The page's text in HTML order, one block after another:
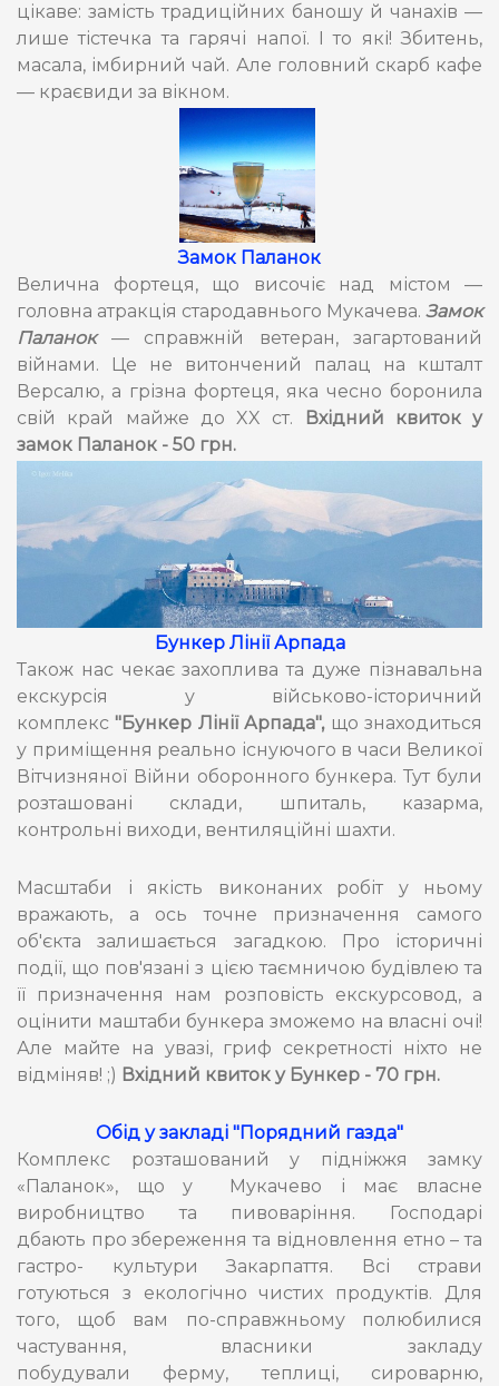
цікаве: замість традиційних баношу й чанахів —
лише тістечка та гарячі напої. І то які! Збитень,
масала, імбирний чай. Але головний скарб кафе
— краєвиди за вікном.
Замок Паланок
Велична фортеця, що височіє над містом —
головна атракція стародавнього Мукачева. Замок
Паланок — справжній ветеран, загартований
війнами. Це не витончений палац на кшталт
Версалю, а грізна фортеця, яка чесно боронила
свій край майже до XX ст.
Вхідний квиток у
замок Паланок - 50 грн.
Бункер Лінії Арпада
Також нас чекає захоплива та дуже пізнавальна
екскурсія у військово-історичний
комплекс "Бункер Лінії Арпада", що знаходиться
у приміщення реально існуючого в часи Великої
Вітчизняної Війни оборонного бункера. Тут були
розташовані склади, шпиталь, казарма,
контрольні виходи, вентиляційні шахти.
Масштаби і якість виконаних робіт у ньому
вражають, а ось точне призначення самого
об'єкта залишається загадкою. Про історичні
події, що пов'язані з цією таємничою будівлею та
її призначення нам розповість екскурсовод, а
оцінити маштаби бункера зможемо на власні очі!
Але майте на увазі, гриф секретності ніхто не
відміняв! ;) Вхідний квиток у Бункер - 70 грн.
Обід у закладі "Порядний газда"
Комплекс розташований у підніжжя замку
«Паланок», що у Мукачево і має власне
виробництво та пивоваріння. Господарі
дбають про збереження та відновлення етно – та
гастро- культури Закарпаття. Всі страви
готуються з екологічно чистих продуктів. Для
того, щоб вам по-справжньому полюбилися
частування, власники закладу
побудували ферму, теплиці, сироварню,